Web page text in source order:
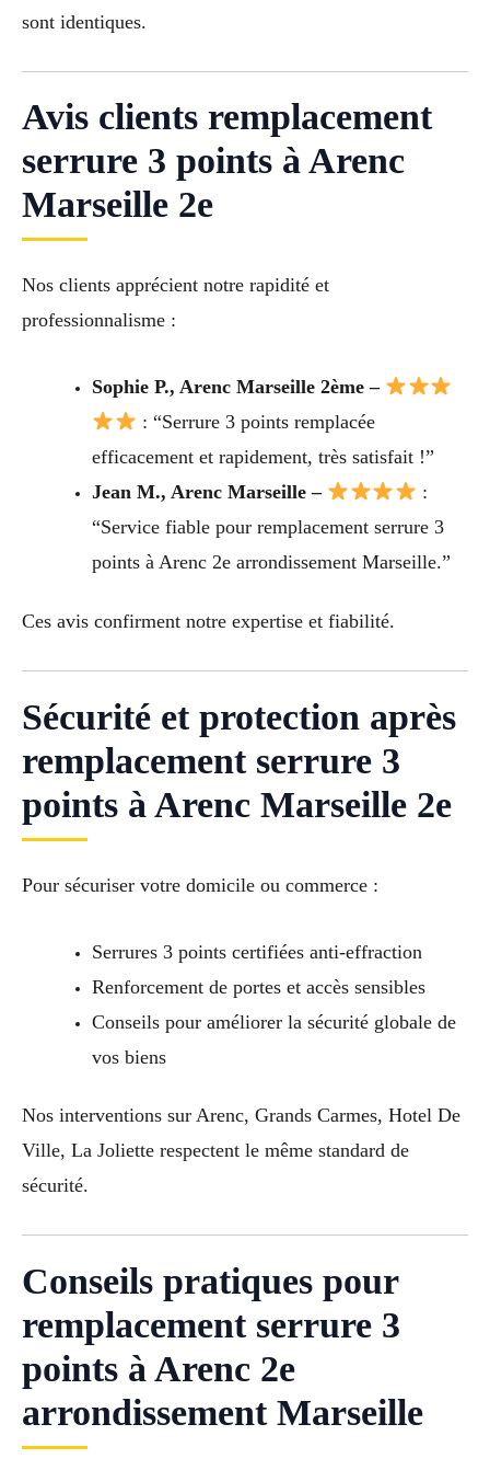
sont identiques.
Avis clients remplacement
serrure 3 points à Arenc
Marseille 2e
Nos clients apprécient notre rapidité et
professionnalisme :
Sophie P., Arenc Marseille 2ème –
: “Serrure 3 points remplacée
efficacement et rapidement, très satisfait !”
Jean M., Arenc Marseille –
:
“Service fiable pour remplacement serrure 3
points à Arenc 2e arrondissement Marseille.”
Ces avis confirment notre expertise et fiabilité.
Sécurité et protection après
remplacement serrure 3
points à Arenc Marseille 2e
Pour sécuriser votre domicile ou commerce :
Serrures 3 points certifiées anti-effraction
Renforcement de portes et accès sensibles
Conseils pour améliorer la sécurité globale de
vos biens
Nos interventions sur Arenc, Grands Carmes, Hotel De
Ville, La Joliette respectent le même standard de
sécurité.
Conseils pratiques pour
remplacement serrure 3
points à Arenc 2e
arrondissement Marseille